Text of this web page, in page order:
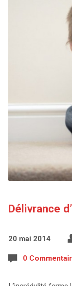
Délivrance
20 mai 2014
0